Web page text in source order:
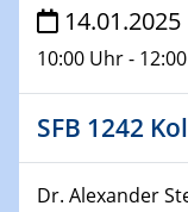
11.02.2025
Natural Water
12.02.2025 -
Sfb-trr247-all
14.01.2025
10:00 Uhr -
SFB 1242
Dr. Alexander